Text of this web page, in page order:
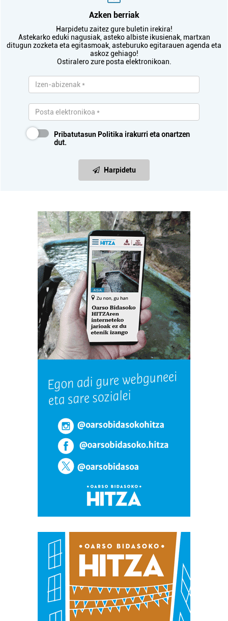
Azken berriak
Harpidetu zaitez gure buletin irekira!
Astekarko eduki nagusiak, asteko albiste ikusienak, martxan
ditugun zozketa eta egitasmoak, asteburuko egitarauen agenda eta
askoz gehiago!
Ostiralero zure posta elektronikoan.
Pribatutasun Politika irakurri eta onartzen
dut.
Harpidetu